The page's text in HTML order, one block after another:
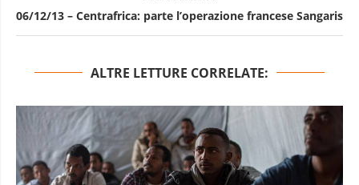
06/12/13 – Centrafrica: parte l’operazione francese Sangaris
ALTRE LETTURE CORRELATE: